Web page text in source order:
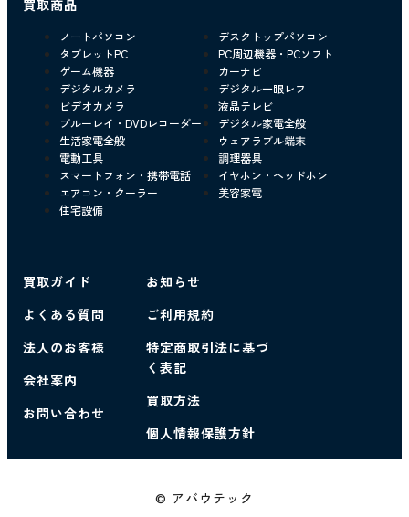
買取商品
ノートパソコン
デスクトップパソコン
タブレットPC
PC周辺機器・PCソフト
ゲーム機器
カーナビ
デジタルカメラ
デジタル一眼レフ
ビデオカメラ
液晶テレビ
ブルーレイ・DVDレコーダー
デジタル家電全般
生活家電全般
ウェアラブル端末
電動工具
調理器具
スマートフォン・携帯電話
イヤホン・ヘッドホン
エアコン・クーラー
美容家電
住宅設備
買取ガイド
よくある質問
法人のお客様
会社案内
お問い合わせ
お知らせ
ご利用規約
特定商取引法に基づ
く表記
買取方法
個人情報保護方針
© アバウテック